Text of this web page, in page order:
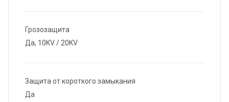
Грозозащита
Да, 10KV / 20KV
Защита от короткого замыкания
Да